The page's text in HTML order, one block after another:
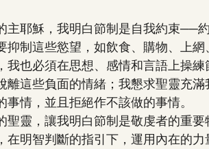
主耶穌，我明白節制是自我約束──
抑制這些慾望，如飲食、購物、上
我也必須在思想、感情和言語上操
離這些負面的情緒；我懇求聖靈充
事情，並且拒絕作不該做的事情。
聖靈，讓我明白節制是敬虔者的重
在明智判斷的指引下，運用內在的